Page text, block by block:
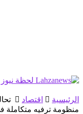
الرئيسية اقتصاد
منظومة ترفيه متكاملة